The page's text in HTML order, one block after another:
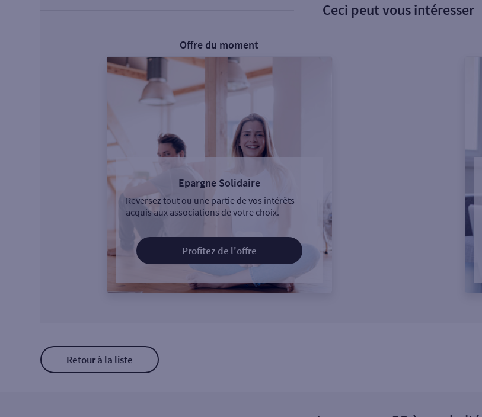
Ceci peut vous intéresser
Offre du moment
Epargne Solidaire
Reversez tout ou une partie de vos intérêts
acquis aux associations de votre choix.
Profitez de l'offre
Retour à la liste